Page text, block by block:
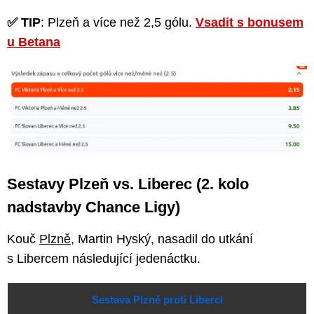
✅ TIP: Plzeň a více než 2,5 gólu. Vsadit s bonusem
u Betana
Sestavy Plzeň vs. Liberec (2. kolo
nadstavby Chance Ligy)
Kouč Plzně, Martin Hyský, nasadil do utkání
s Libercem následující jedenáctku.
Sestava Plzně proti Liberci